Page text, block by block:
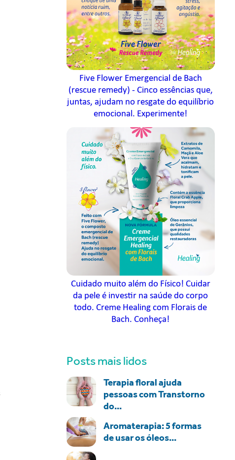
Five Flower Emergencial de Bach
(rescue remedy) - Cinco essências que,
juntas, ajudam no resgate do equilíbrio
emocional. Experimente!
Cuidado muito além do Físico! Cuidar
da pele é investir na saúde do corpo
todo. Creme Healing com Florais de
Bach. Conheça!
Posts mais lidos
Terapia floral ajuda
pessoas com Transtorno
do...
Aromaterapia: 5 formas
de usar os óleos...